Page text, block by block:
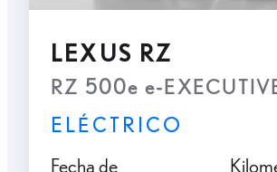
LEXUS RZ
RZ 500e e-
ELÉCTRICO
Fecha de